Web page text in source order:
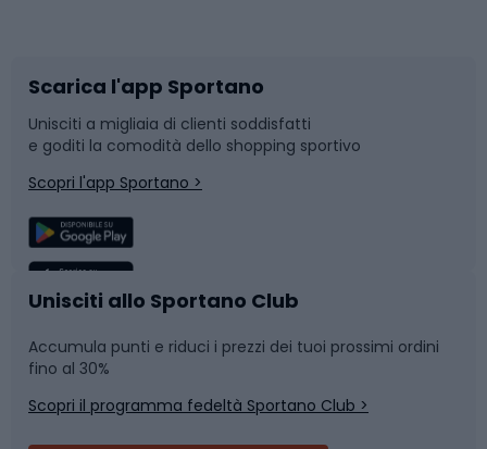
Bushcraft
Corsa
Sport di squadra
Caschi da ciclismo
Skitouring
Slitte e slittini
Snowboard
Camminata nordica
Nuoto
Pattinaggio
Scarica l'app Sportano
Unisciti a migliaia di clienti soddisfatti
e goditi la comodità dello shopping sportivo
Scopri l'app Sportano >
Unisciti allo Sportano Club
Accumula punti e riduci i prezzi dei tuoi prossimi ordini
fino al 30%
Scopri il programma fedeltà Sportano Club >